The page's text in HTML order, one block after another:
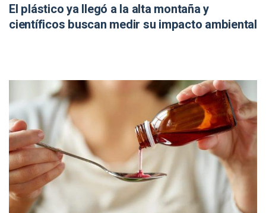
El plástico ya llegó a la alta montaña y
científicos buscan medir su impacto ambiental